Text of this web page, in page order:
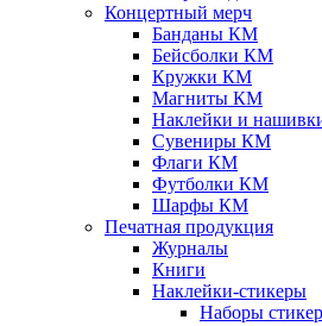
Концертный мерч
Банданы КМ
Бейсболки КМ
Кружки КМ
Магниты КМ
Наклейки и
Сувениры КМ
Флаги КМ
Футболки КМ
Шарфы КМ
Печатная продукция
Журналы
Книги
Наклейки-стикеры
Наборы